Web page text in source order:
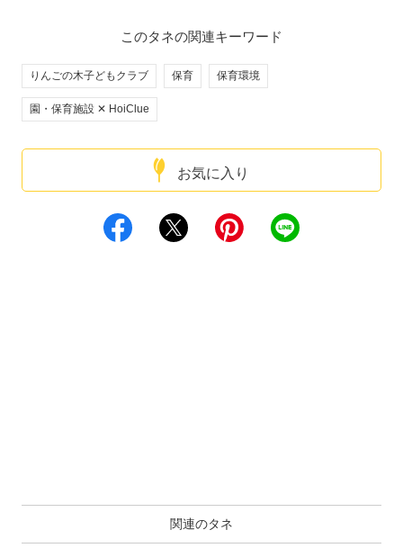
お気に入り
このタネの関連キーワード
りんごの木子どもクラブ 保育 保育環境
園・保育施設 ✕ HoiClue
関連のタネ